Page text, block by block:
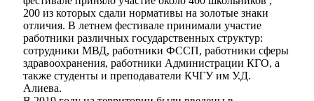
200 из которых сдали нормативы на золотые знаки
отличия. В летнем фестивале принимали участие
работники различных государственных структур:
сотрудники МВД, работники ФССП, работники сферы
здравоохранения, работники Администрации КГО, а
также студенты и преподаватели КЧГУ им У.Д.
Алиева.
Об округе